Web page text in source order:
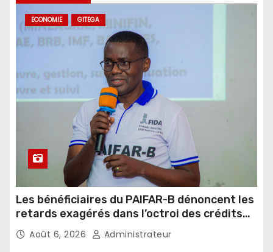
ECONOMIE GITEGA
Les bénéficiaires du PAIFAR-B dénoncent les
retards exagérés dans l’octroi des crédits
agricoles
Août 6, 2026 Administrateur